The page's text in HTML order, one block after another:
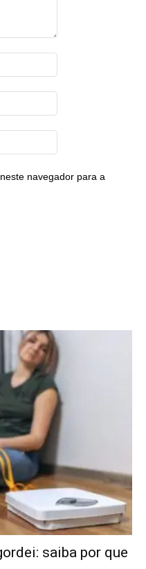
navegador para a
saiba por que